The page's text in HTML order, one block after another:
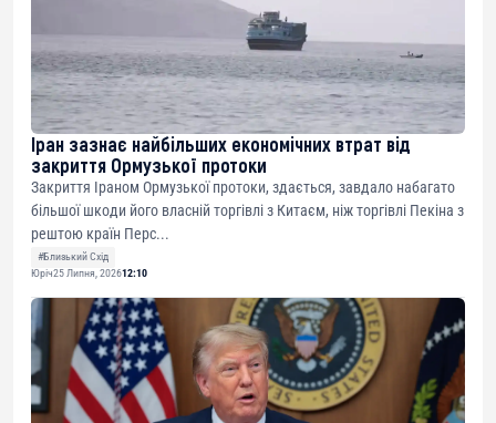
Іран зазнає найбільших економічних втрат від
закриття Ормузької протоки
Закриття Іраном Ормузької протоки, здається, завдало набагато
більшої шкоди його власній торгівлі з Китаєм, ніж торгівлі Пекіна з
рештою країн Перс...
#Близький Схід
Юріч25 Липня, 202612:10